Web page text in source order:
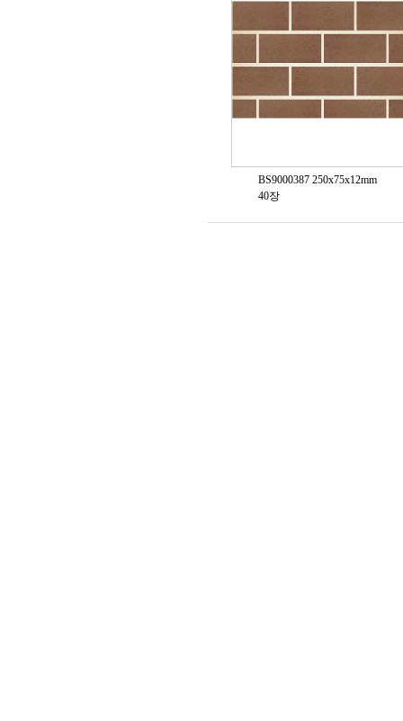
BS9000387 250x75x12mm
40장